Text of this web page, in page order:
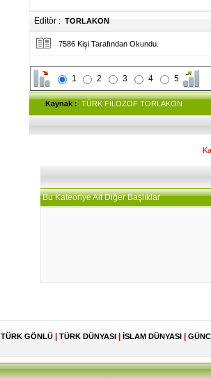
Editör : TORLAKON
7586 Kişi Tarafından Okundu.
1 2 3 4 5
Kaynak : TÜRK FİLOZOF TORLAKON
Bu Kateoriye Ait Diğer Başlıklar
TÜRK GÖNLÜ TÜRK DÜNYASI İSLAM DÜNYASI